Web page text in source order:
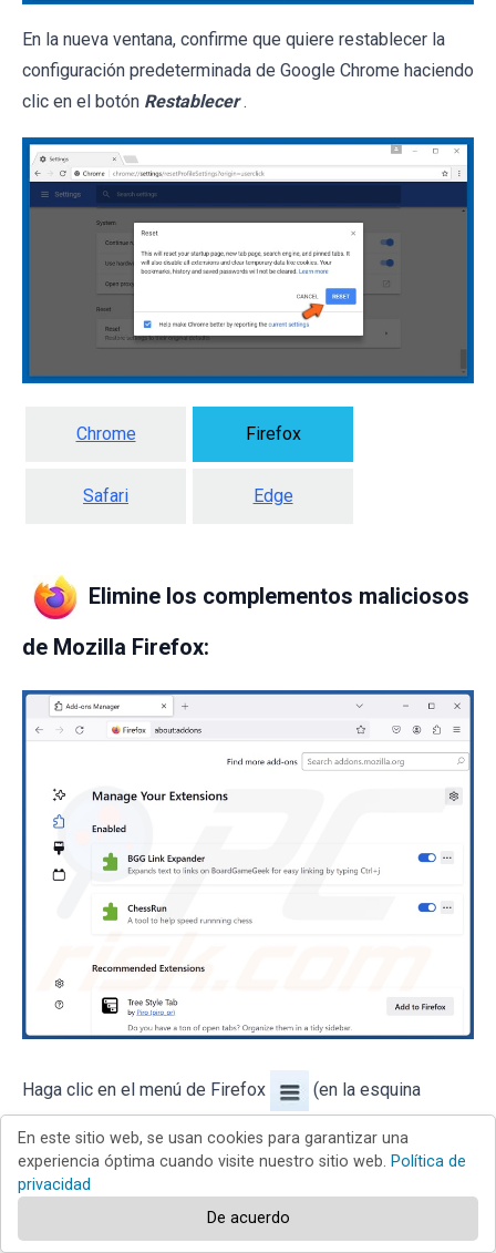
En la nueva ventana, confirme que quiere restablecer la
configuración predeterminada de Google Chrome haciendo
clic en el botón Restablecer .
Chrome Firefox
Safari Edge
Elimine los complementos maliciosos
de Mozilla Firefox:
Haga clic en el menú de Firefox (en la esquina
superior derecha de la ventana principal) y seleccione
«Complementos y temas». Haga clic en « Extensiones»,
en la ventana que se abre, localice todas las extensiones
sospechosas instaladas recientemente, haga clic en los
En este sitio web, se usan cookies para garantizar una
experiencia óptima cuando visite nuestro sitio web. Política de
privacidad
De acuerdo